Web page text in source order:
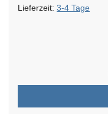
Lieferzeit: 3-4 Tage